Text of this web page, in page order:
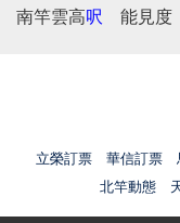
南竿雲高呎 能見度
立榮訂票 華信訂票
北竿動態